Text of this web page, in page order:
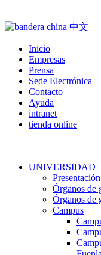
Inicio
Empresas
Prensa
Sede Electrónica
Contacto
Ayuda
intranet
tienda online
UNIVERSIDAD
Presentación
Órganos de
Órganos de
Campus